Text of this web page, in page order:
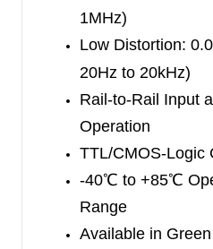
1MHz)
Low Distortion:
20Hz to 20kHz)
Rail-to-Rail Input
Operation
TTL/CMOS-Logic
-40℃ to +85℃
Range
Available in